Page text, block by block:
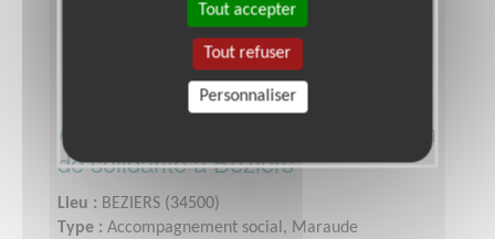
Accueil social dans une association
de solidarité à Béziers
Lieu : BEZIERS (34500)
Type : Accompagnement social, Maraude
Tout accepter
Tout refuser
Personnaliser